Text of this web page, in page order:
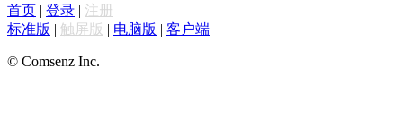
首页 | 登录 | 注册
标准版 | 触屏版 | 电脑版 | 客户端
© Comsenz Inc.